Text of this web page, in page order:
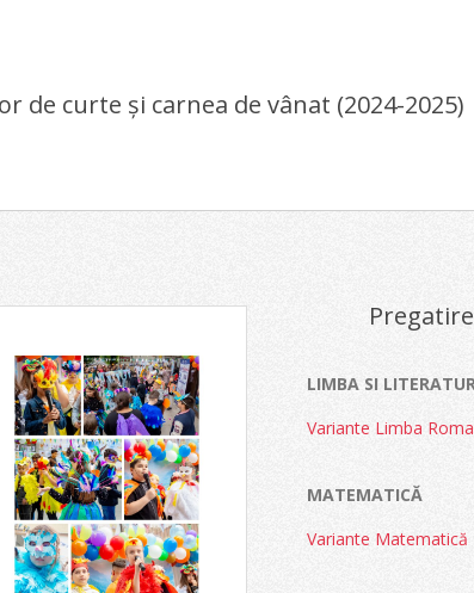
de curte și carnea de vânat (2024-2025)
LIMBA SI
Variante Limba
MATEMATICĂ
Variante Matematică